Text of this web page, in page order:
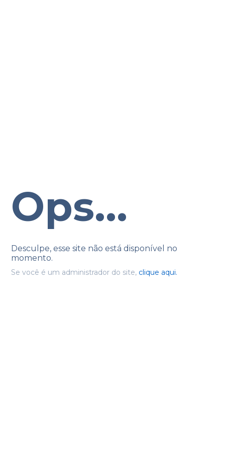
Ops...
Desculpe, esse site não está disponível no
momento.
Se você é um administrador do site, clique aqui.